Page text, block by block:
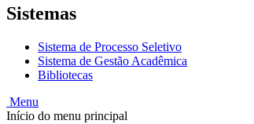
Sistemas
Sistema de Processo Seletivo
Sistema de Gestão Acadêmica
Bibliotecas
Menu
Início do menu principal